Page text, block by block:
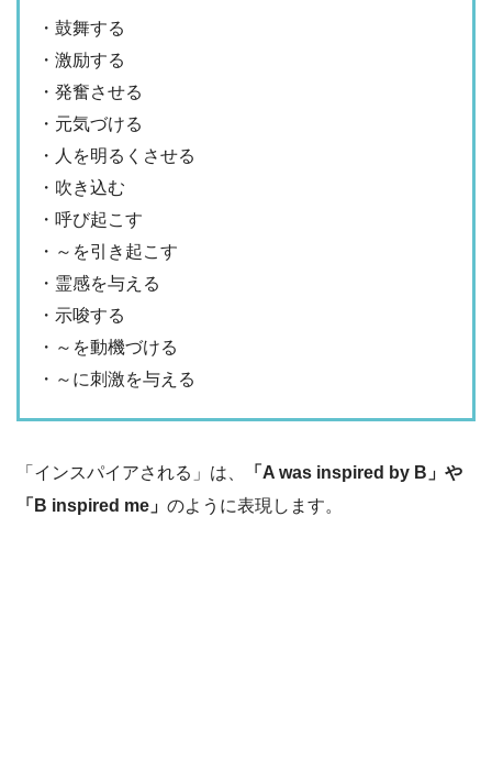
・鼓舞する
・激励する
・発奮させる
・元気づける
・人を明るくさせる
・吹き込む
・呼び起こす
・～を引き起こす
・霊感を与える
・示唆する
・～を動機づける
・～に刺激を与える
「インスパイアされる」は、
「A was inspired by B」や
「B inspired me」 のように表現します。